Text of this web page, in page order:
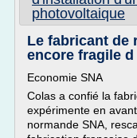
photovoltaique
Le fabricant de
encore fragile d
Economie SNA
Colas a confié la
expérimente en
normande SNA,